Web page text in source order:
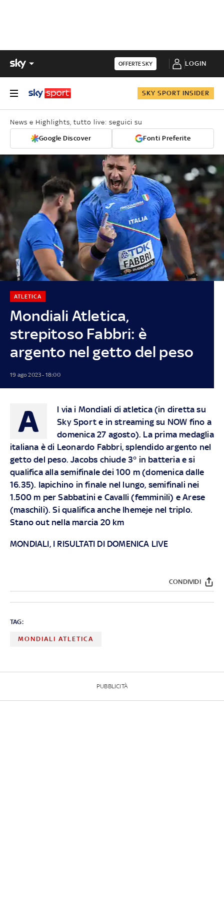
OFFERTE SKY LOGIN
SKY SPORT INSIDER
News e Highlights, tutto live: seguici su
Google Discover Fonti Preferite
Mondiali Atletica,
strepitoso Fabbri: è
argento nel getto del peso
ATLETICA
19 ago 2023 - 18:00
A
l via i Mondiali di atletica (in diretta su
Sky Sport e in streaming su NOW fino a
domenica 27 agosto). La prima medaglia
italiana è di Leonardo Fabbri, splendido argento nel
getto del peso. Jacobs chiude 3° in batteria e si
qualifica alla semifinale dei 100 m (domenica dalle
16.35). Iapichino in finale nel lungo, semifinali nei
1.500 m per Sabbatini e Cavalli (femminili) e Arese
(maschili). Si qualifica anche Ihemeje nel triplo.
Stano out nella marcia 20 km
MONDIALI, I RISULTATI DI DOMENICA LIVE
CONDIVIDI
TAG:
MONDIALI ATLETICA
PUBBLICITÀ